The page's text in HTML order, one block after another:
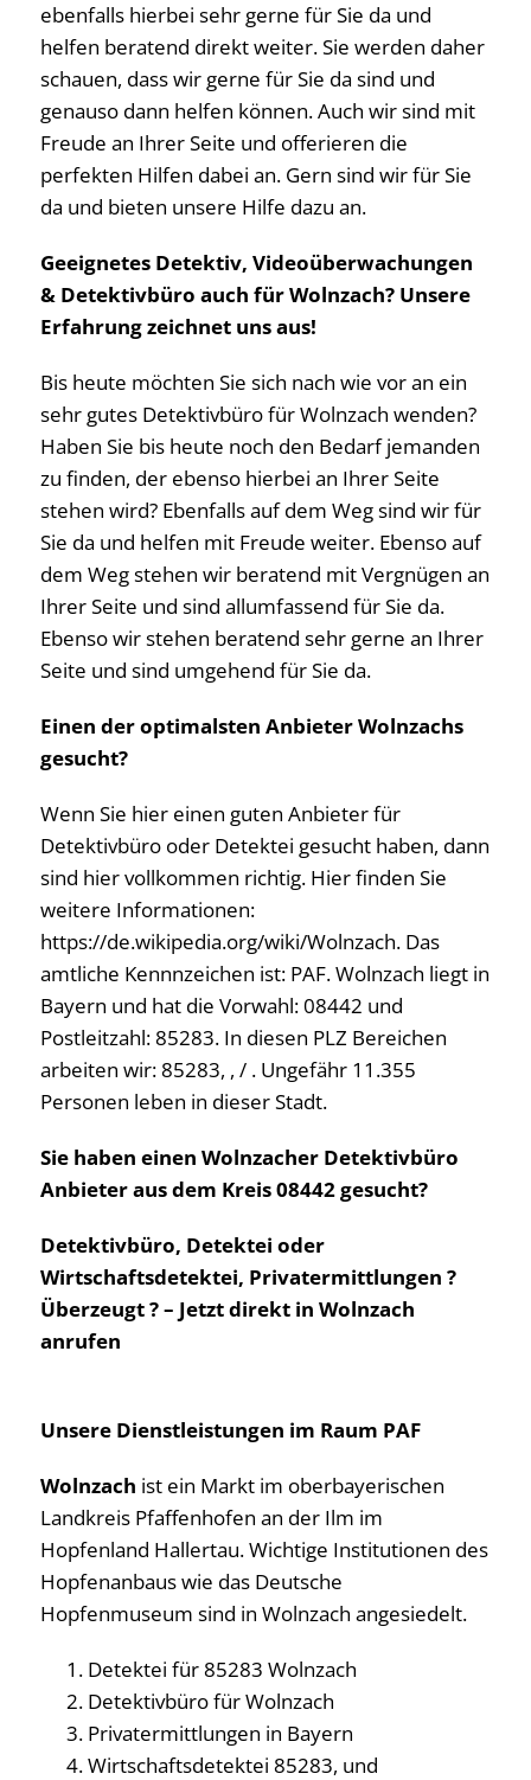
ebenfalls hierbei sehr gerne für Sie da und
helfen beratend direkt weiter. Sie werden daher
schauen, dass wir gerne für Sie da sind und
genauso dann helfen können. Auch wir sind mit
Freude an Ihrer Seite und offerieren die
perfekten Hilfen dabei an. Gern sind wir für Sie
da und bieten unsere Hilfe dazu an.
Geeignetes Detektiv, Videoüberwachungen
& Detektivbüro auch für Wolnzach? Unsere
Erfahrung zeichnet uns aus!
Bis heute möchten Sie sich nach wie vor an ein
sehr gutes Detektivbüro für Wolnzach wenden?
Haben Sie bis heute noch den Bedarf jemanden
zu finden, der ebenso hierbei an Ihrer Seite
stehen wird? Ebenfalls auf dem Weg sind wir für
Sie da und helfen mit Freude weiter. Ebenso auf
dem Weg stehen wir beratend mit Vergnügen an
Ihrer Seite und sind allumfassend für Sie da.
Ebenso wir stehen beratend sehr gerne an Ihrer
Seite und sind umgehend für Sie da.
Einen der optimalsten Anbieter Wolnzachs
gesucht?
Wenn Sie hier einen guten Anbieter für
Detektivbüro oder Detektei gesucht haben, dann
sind hier vollkommen richtig. Hier finden Sie
weitere Informationen:
https://de.wikipedia.org/wiki/Wolnzach. Das
amtliche Kennnzeichen ist: PAF. Wolnzach liegt in
Bayern und hat die Vorwahl: 08442 und
Postleitzahl: 85283. In diesen PLZ Bereichen
arbeiten wir: 85283, , / . Ungefähr 11.355
Personen leben in dieser Stadt.
Sie haben einen Wolnzacher Detektivbüro
Anbieter aus dem Kreis 08442 gesucht?
Detektivbüro, Detektei oder
Wirtschaftsdetektei, Privatermittlungen ?
Überzeugt ? – Jetzt direkt in Wolnzach
anrufen
Unsere Dienstleistungen im Raum PAF
Wolnzach ist ein Markt im oberbayerischen
Landkreis Pfaffenhofen an der Ilm im
Hopfenland Hallertau. Wichtige Institutionen des
Hopfenanbaus wie das Deutsche
Hopfenmuseum sind in Wolnzach angesiedelt.
Detektei für 85283 Wolnzach
Detektivbüro für Wolnzach
Privatermittlungen in Bayern
Wirtschaftsdetektei 85283, und